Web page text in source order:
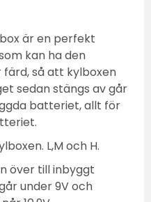
är en perfekt
kan ha den
färd, så att kylboxen
sedan stängs av går
batteriet, allt för
L,M och H.
över till inbyggt
under 9V och